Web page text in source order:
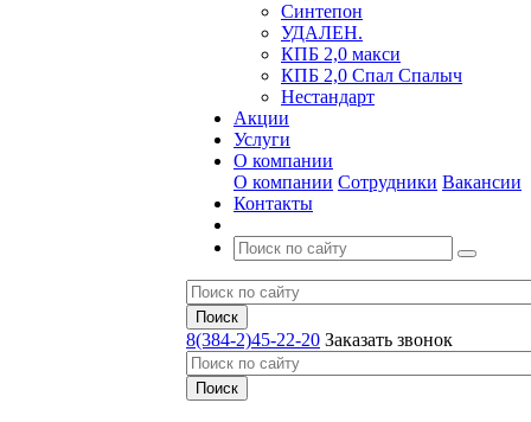
Синтепон
УДАЛЕН.
КПБ 2,0 макси
КПБ 2,0 Спал Спалыч
Нестандарт
Акции
Услуги
О компании
О компании Сотрудники Вакансии
Контакты
8(384-2)45-22-20 Заказать звонок